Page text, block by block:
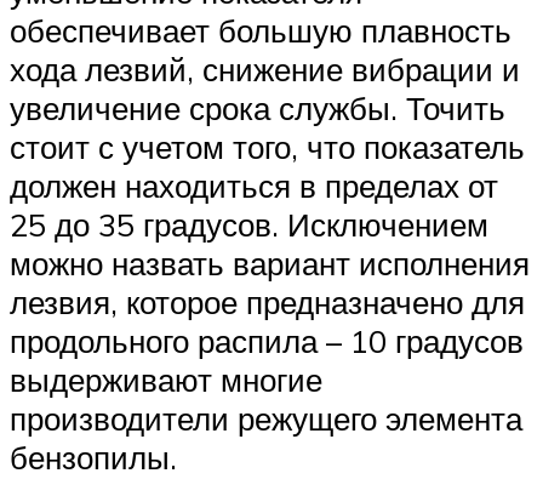
обеспечивает большую плавность
хода лезвий, снижение вибрации и
увеличение срока службы. Точить
стоит с учетом того, что показатель
должен находиться в пределах от
25 до 35 градусов. Исключением
можно назвать вариант исполнения
лезвия, которое предназначено для
продольного распила – 10 градусов
выдерживают многие
производители режущего элемента
бензопилы.